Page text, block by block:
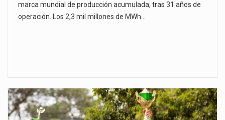
marca mundial de producción acumulada, tras 31 años de
operación. Los 2,3 mil millones de MWh…